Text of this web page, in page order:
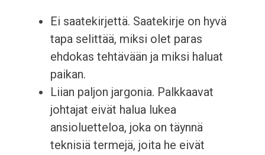
Ei saatekirjettä. Saatekirje on hyvä
tapa selittää, miksi olet paras
ehdokas tehtävään ja miksi haluat
paikan.
Liian paljon jargonia. Palkkaavat
johtajat eivät halua lukea
ansioluetteloa, joka on täynnä
teknisiä termejä, joita he eivät